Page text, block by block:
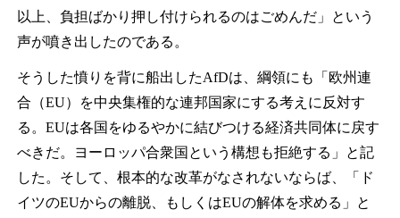
以上、負担ばかり押し付けられるのはごめんだ」という
声が噴き出したのである。
そうした憤りを背に船出したAfDは、綱領にも「欧州連
合（EU）を中央集権的な連邦国家にする考えに反対す
る。EUは各国をゆるやかに結びつける経済共同体に戻す
べきだ。ヨーロッパ合衆国という構想も拒絶する」と記
した。そして、根本的な改革がなされないならば、「ド
イツのEUからの離脱、もしくはEUの解体を求める」と